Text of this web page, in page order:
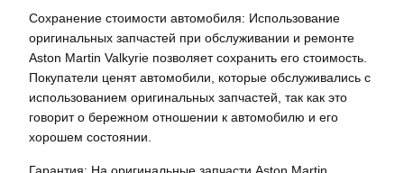
Сохранение стоимости автомобиля: Использование
оригинальных запчастей при обслуживании и ремонте
Aston Martin Valkyrie позволяет сохранить его стоимость.
Покупатели ценят автомобили, которые обслуживались с
использованием оригинальных запчастей, так как это
говорит о бережном отношении к автомобилю и его
хорошем состоянии.
Гарантия: На оригинальные запчасти Aston Martin